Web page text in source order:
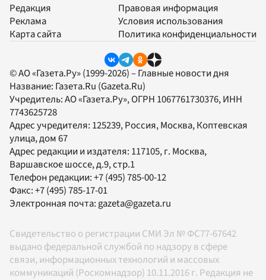
Редакция
Реклама
Карта сайта
Правовая информация
Условия использования
Политика конфиденциальности
© АО «Газета.Ру» (1999-2026) – Главные новости дня
Название: Газета.Ru (Gazeta.Ru)
Учредитель:АО «Газета.Ру», ОГРН 1067761730376, ИНН
7743625728
Адрес учредителя: 125239, Россия, Москва, Коптевская
улица, дом 67
Адрес редакции и издателя: 117105, г. Москва,
Варшавское шоссе, д.9, стр.1
Телефон редакции:+7 (495) 785-00-12
Факс:+7 (495) 785-17-01
Электронная почта: gazeta@gazeta.ru
Свидетельство о регистрации СМИ Эл № ФС77-67642
выдано федеральной службой по надзору в сфере
связи, информационных технологий и массовых
коммуникаций (Роскомнадзор) 10.11.2016 г. Редакция не